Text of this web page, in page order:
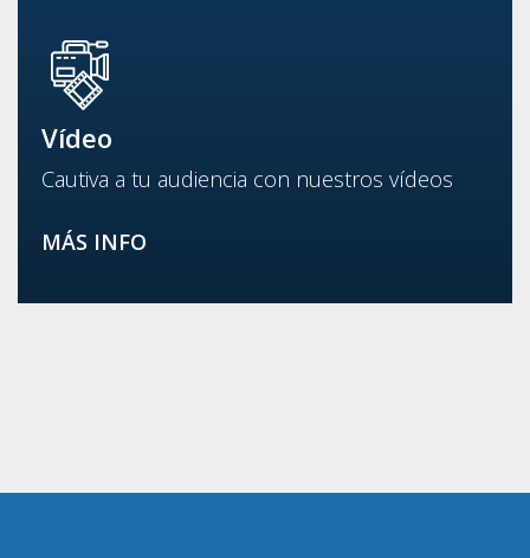
Vídeo
Cautiva a tu audiencia con nuestros vídeos
MÁS INFO